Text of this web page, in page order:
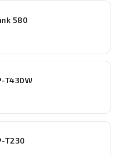
580
T430W
T230